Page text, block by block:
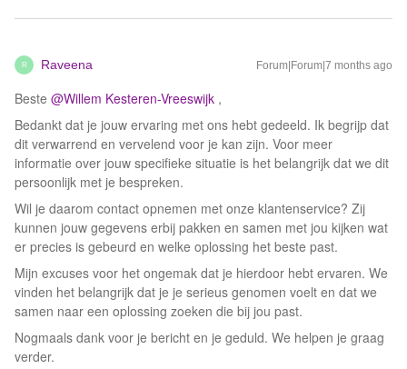
R Raveena Forum|Forum|7 months ago
Beste ​ @Willem Kesteren-Vreeswijk ,
Bedankt dat je jouw ervaring met ons hebt gedeeld. Ik begrijp dat
dit verwarrend en vervelend voor je kan zijn. Voor meer
informatie over jouw specifieke situatie is het belangrijk dat we dit
persoonlijk met je bespreken.
Wil je daarom contact opnemen met onze klantenservice? Zij
kunnen jouw gegevens erbij pakken en samen met jou kijken wat
er precies is gebeurd en welke oplossing het beste past.
Mijn excuses voor het ongemak dat je hierdoor hebt ervaren. We
vinden het belangrijk dat je je serieus genomen voelt en dat we
samen naar een oplossing zoeken die bij jou past.
Nogmaals dank voor je bericht en je geduld. We helpen je graag
verder.